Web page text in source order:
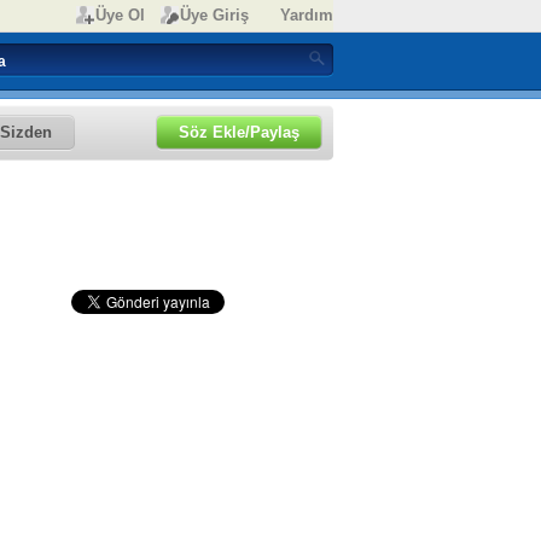
Üye Ol Üye Giriş Yardım
Sizden Söz Ekle/Paylaş